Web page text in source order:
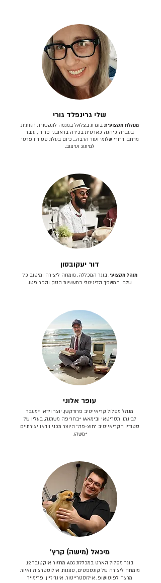
שלי גרינפלד גורי
מנהלת מקצועית בוגרת בצלאל במגמה לתקשורת חזותית.
בעברה כיהנה כארטית בכירה בראובני פרידן, ענבר
מרחב, דרורי שלומי ועוד הרבה… כיום בעלת סטודיו פרטי
למיתוג ועיצוב.
דור יעקובסון
מנהל מקצועי, בוגר המכללה, מומחה ליצירה ומיטוב כל
שלבי המשפך הדיגיטלי בתעשיות הטק והקריפטו.
עופר אלוני
מנהל מסלול קריאייטיב פרודקשן. יוצר וידאו *מעבר
לבינתו, תסריטאי וב​ימאiA‎ *בחריפה משתנה. בעליו של
סטודיו הקריאייטיב ״חוצ-פה״ היוצר תכני וידאו יצירתיים
*משהו.
מיכאל (מישה) קרץ׳
בוגר מסלול הארט במכללת ACC מחזור אוקטובר 12.
מומחה ליצירה של קונספטים, סצנות, אילוסטרציה ואיור.
מרצה לפוטושופ, אילוסטרייטור, אינדיזיין, פרימייר